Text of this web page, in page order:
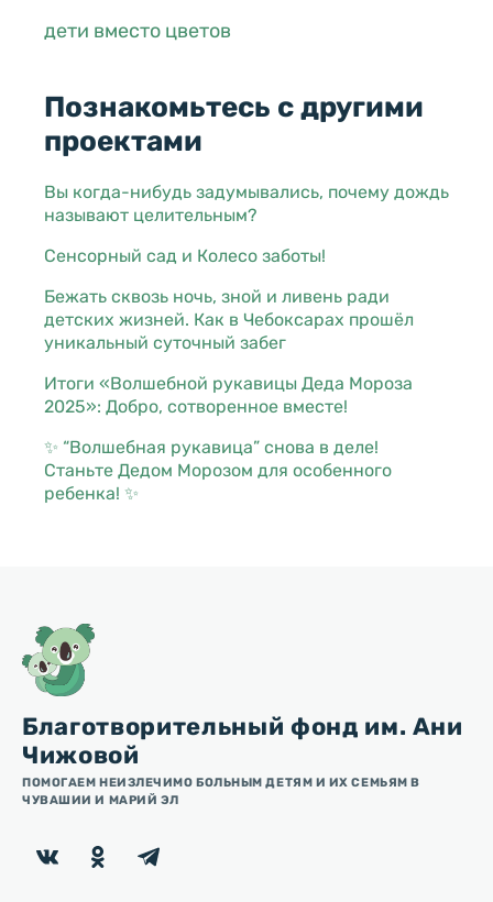
дети вместо цветов
Познакомьтесь с другими
проектами
Вы когда-нибудь задумывались, почему дождь
называют целительным?
Сенсорный сад и Колесо заботы!
Бежать сквозь ночь, зной и ливень ради
детских жизней. Как в Чебоксарах прошёл
уникальный суточный забег
Итоги «Волшебной рукавицы Деда Мороза
2025»: Добро, сотворенное вместе!
✨ “Волшебная рукавица” снова в деле!
Станьте Дедом Морозом для особенного
ребенка! ✨
Благотворительный фонд им. Ани
Чижовой
ПОМОГАЕМ НЕИЗЛЕЧИМО БОЛЬНЫМ ДЕТЯМ И ИХ СЕМЬЯМ В
ЧУВАШИИ И МАРИЙ ЭЛ